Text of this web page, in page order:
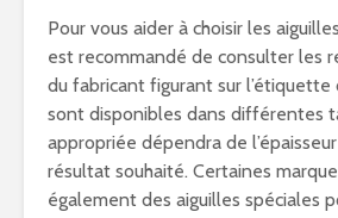
Pour vous aider à choisir les
est recommandé de consulter les
du fabricant figurant sur l’étiquette
sont disponibles dans différentes
appropriée dépendra de
résultat souhaité. Certaines
également des aiguilles spéciales